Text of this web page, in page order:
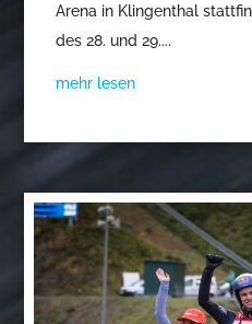
Arena in Klingenthal
des 28. und 29....
mehr lesen